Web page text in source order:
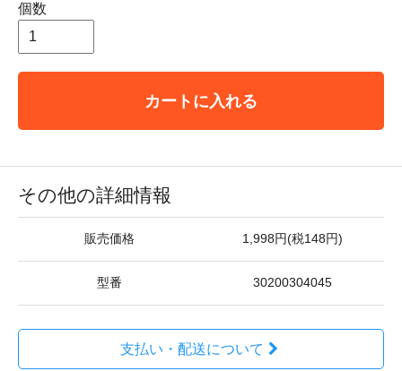
個数
カートに入れる
その他の詳細情報
販売価格 1,998円(税148円)
型番 30200304045
支払い・配送について